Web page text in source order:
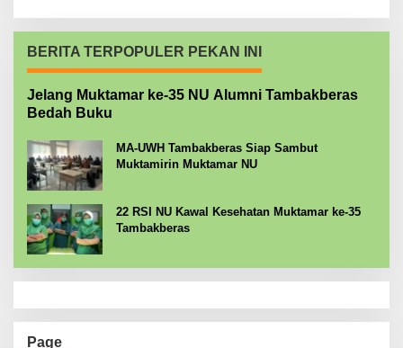
BERITA TERPOPULER PEKAN INI
Jelang Muktamar ke-35 NU Alumni Tambakberas
Bedah Buku
MA-UWH Tambakberas Siap Sambut
Muktamirin Muktamar NU
22 RSI NU Kawal Kesehatan Muktamar ke-35
Tambakberas
Page